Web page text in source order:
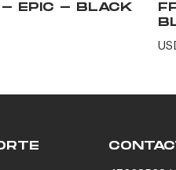
- EPIC - BLACK